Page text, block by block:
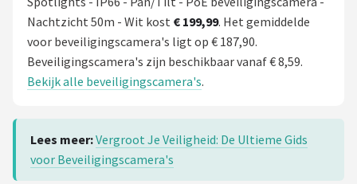
Nachtzicht 50m - Wit kost € 199,99. Het gemiddelde
voor beveiligingscamera's ligt op € 187,90.
Beveiligingscamera's zijn beschikbaar vanaf € 8,59.
Bekijk alle beveiligingscamera's.
Lees meer:Vergroot Je Veiligheid: De Ultieme Gids
voor Beveiligingscamera's